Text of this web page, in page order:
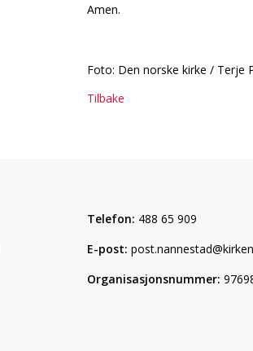
Amen.
Foto: Den norske kirke / Terje
Tilbake
Telefon: 488 65 909
E-post:
Organisasjonsnummer: